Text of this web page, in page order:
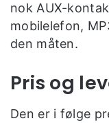
nok AUX-
mobilelefon,
den måten.
Pris og
Den er i følge